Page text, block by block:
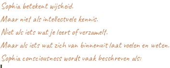
Sophia betekent wijsheid.
Maar niet als intellectuele kennis.
Niet als iets wat je leert of verzamelt.
Maar als iets wat zich van binnenuit laat voelen en weten.
Sophia consciousness wordt vaak beschreven als: